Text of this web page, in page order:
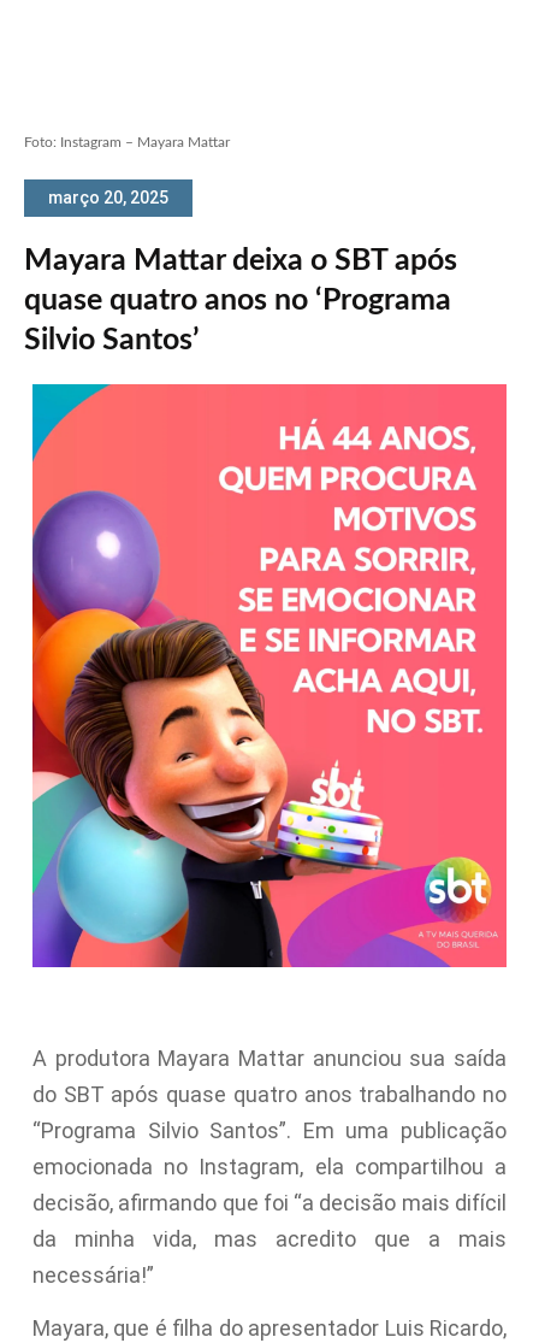
Foto: Instagram – Mayara Mattar
março 20, 2025
Mayara Mattar deixa o SBT após
quase quatro anos no ‘Programa
Silvio Santos’
A produtora Mayara Mattar anunciou sua saída
do SBT após quase quatro anos trabalhando no
“Programa Silvio Santos”. Em uma publicação
emocionada no Instagram, ela compartilhou a
decisão, afirmando que foi “a decisão mais difícil
da minha vida, mas acredito que a mais
necessária!”
Mayara, que é filha do apresentador Luis Ricardo,